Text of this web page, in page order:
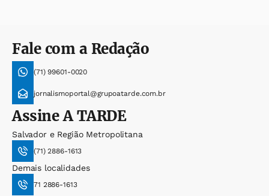
Fale com a Redação
(71) 99601-0020
jornalismoportal@grupoatarde.com.br
AssineA TARDE
Salvador e Região Metropolitana
(71) 2886-1613
Demais localidades
71 2886-1613